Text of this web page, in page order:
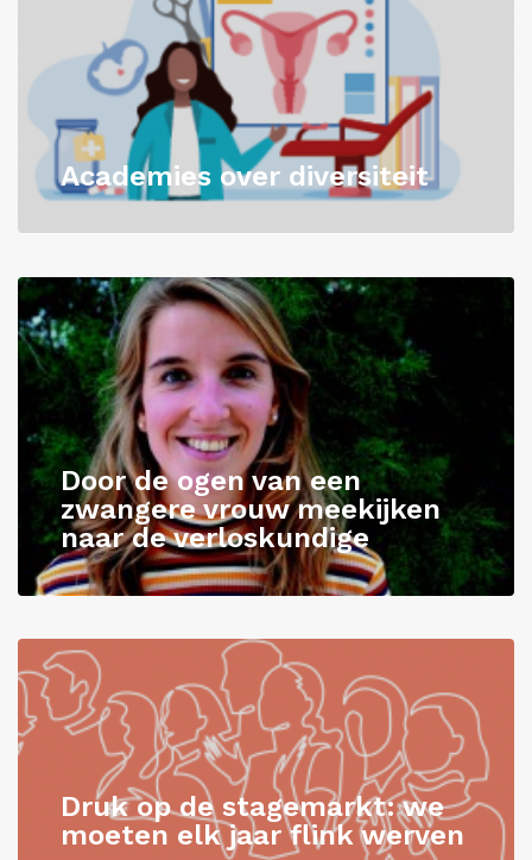
Academies over diversiteit
Door de ogen van een
zwangere vrouw meekijken
naar de verloskundige
Druk op de stagemarkt: we
moeten elk jaar flink werven